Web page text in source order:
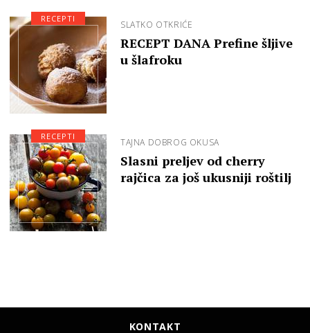
SLATKO OTKRIĆE
RECEPT DANA Prefine šljive
u šlafroku
RECEPTI
TAJNA DOBROG OKUSA
Slasni preljev od cherry
rajčica za još ukusniji roštilj
RECEPTI
KONTAKT